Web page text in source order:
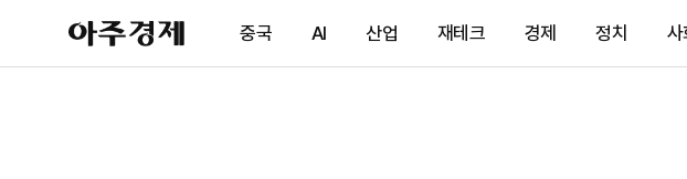
아
주
제
중국 AI 산업 재테크 경제 정치 사